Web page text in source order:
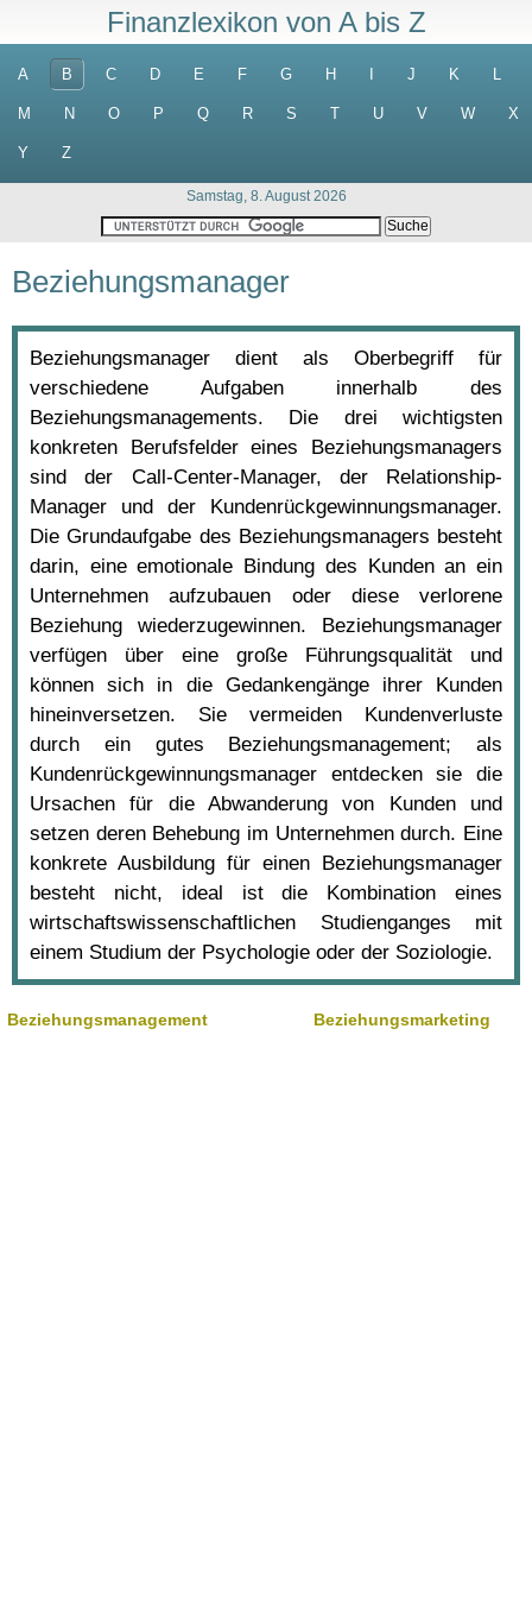
Finanzlexikon von A bis Z
A B C D E F G H J K L
M N O P Q R S T U V W X
Y Z
Samstag, 8. August 2026
Beziehungsmanager
Beziehungsmanager dient als Oberbegriff für
verschiedene Aufgaben innerhalb des
Beziehungsmanagements. Die drei wichtigsten
konkreten Berufsfelder eines Beziehungsmanagers
sind der Call-Center-Manager, der Relationship-
Manager und der Kundenrückgewinnungsmanager.
Die Grundaufgabe des Beziehungsmanagers besteht
darin, eine emotionale Bindung des Kunden an ein
Unternehmen aufzubauen oder diese verlorene
Beziehung wiederzugewinnen. Beziehungsmanager
verfügen über eine große Führungsqualität und
können sich in die Gedankengänge ihrer Kunden
hineinversetzen. Sie vermeiden Kundenverluste
durch ein gutes Beziehungsmanagement; als
Kundenrückgewinnungsmanager entdecken sie die
Ursachen für die Abwanderung von Kunden und
setzen deren Behebung im Unternehmen durch. Eine
konkrete Ausbildung für einen Beziehungsmanager
besteht nicht, ideal ist die Kombination eines
wirtschaftswissenschaftlichen Studienganges mit
einem Studium der Psychologie oder der Soziologie.
Beziehungsmanagement Beziehungsmarketing